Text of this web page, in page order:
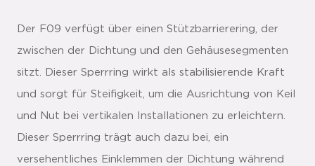
Der F09 verfügt über einen Stützbarrierering, der
zwischen der Dichtung und den Gehäusesegmenten
sitzt. Dieser Sperrring wirkt als stabilisierende Kraft
und sorgt für Steifigkeit, um die Ausrichtung von Keil
und Nut bei vertikalen Installationen zu erleichtern.
Dieser Sperrring trägt auch dazu bei, ein
versehentliches Einklemmen der Dichtung während